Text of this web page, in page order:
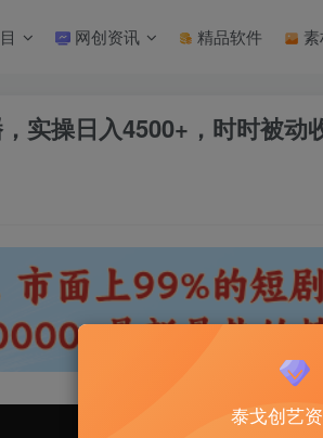
网创资讯 精品软件
实操日入4500+，时时被
泰戈创艺